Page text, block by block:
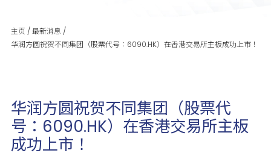
主页 /最新消息 /
华润方圆祝贺不同集团（股票代号：6090.HK）在香港交易所主板成功上市！
华润方圆祝贺不同集团（股票代
号：6090.HK）在香港交易所主板
成功上市！